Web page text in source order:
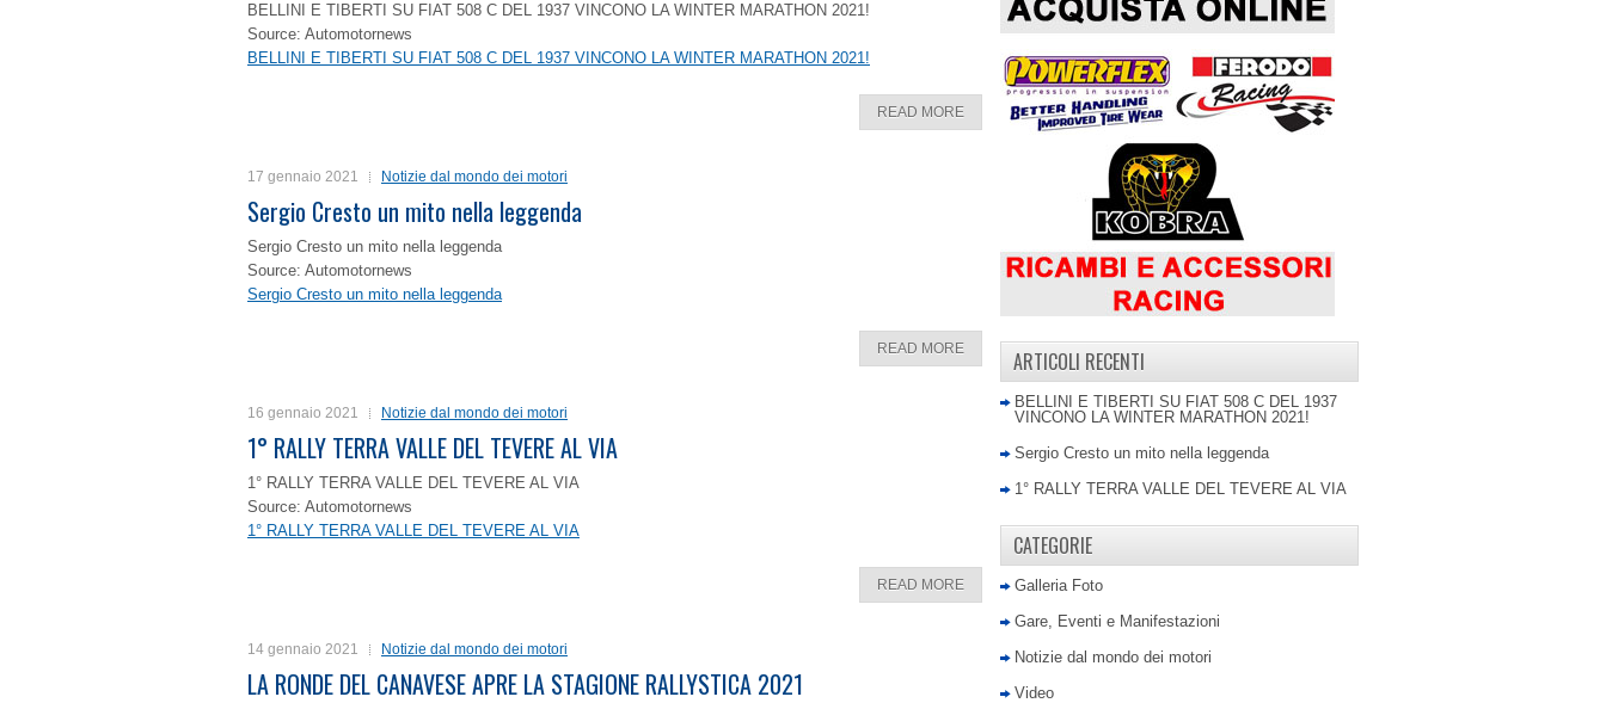
BELLINI E TIBERTI SU FIAT 508 C DEL 1937 VINCONO LA WINTER MARATHON 2021!
Source: Automotornews
BELLINI E TIBERTI SU FIAT 508 C DEL 1937 VINCONO LA WINTER MARATHON 2021!
READ MORE
17 gennaio 2021 Notizie dal mondo dei motori
Sergio Cresto un mito nella leggenda
Sergio Cresto un mito nella leggenda
Source: Automotornews
Sergio Cresto un mito nella leggenda
READ MORE
16 gennaio 2021 Notizie dal mondo dei motori
1° RALLY TERRA VALLE DEL TEVERE AL VIA
1° RALLY TERRA VALLE DEL TEVERE AL VIA
Source: Automotornews
1° RALLY TERRA VALLE DEL TEVERE AL VIA
READ MORE
14 gennaio 2021 Notizie dal mondo dei motori
LA RONDE DEL CANAVESE APRE LA STAGIONE RALLYSTICA 2021
ARTICOLI RECENTI
BELLINI E TIBERTI SU FIAT 508 C DEL 1937
VINCONO LA WINTER MARATHON 2021!
Sergio Cresto un mito nella leggenda
1° RALLY TERRA VALLE DEL TEVERE AL VIA
CATEGORIE
Galleria Foto
Gare, Eventi e Manifestazioni
Notizie dal mondo dei motori
Video